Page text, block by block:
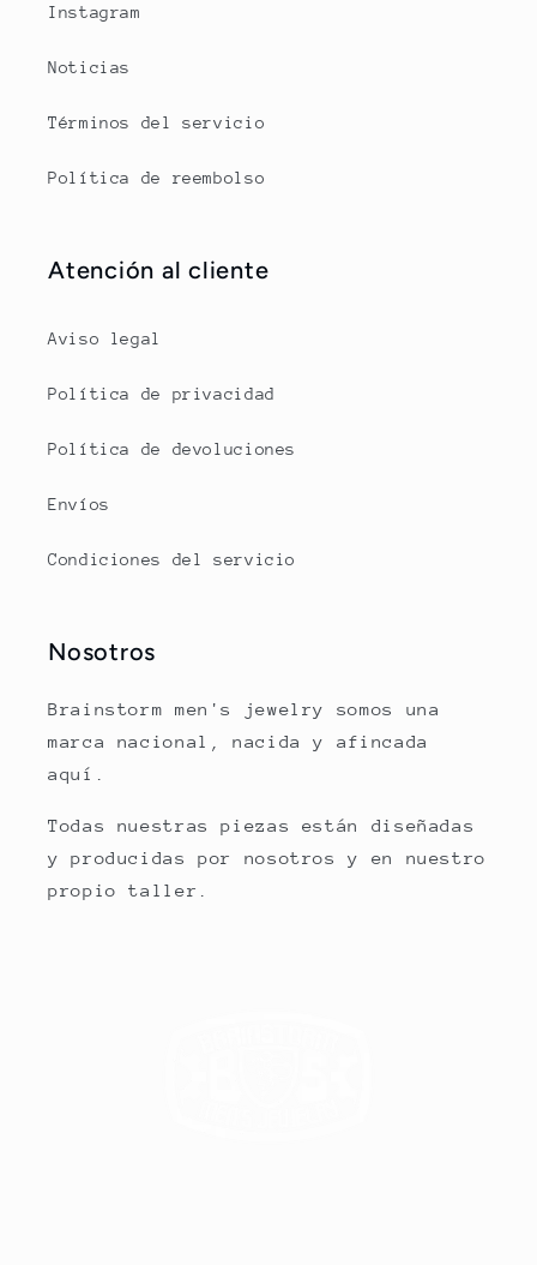
Instagram
Noticias
Términos del servicio
Política de reembolso
Atención al cliente
Aviso legal
Política de privacidad
Política de devoluciones
Envíos
Condiciones del servicio
Nosotros
Brainstorm men's jewelry somos una
marca nacional, nacida y afincada
aquí.
Todas nuestras piezas están diseñadas
y producidas por nosotros y en nuestro
propio taller.